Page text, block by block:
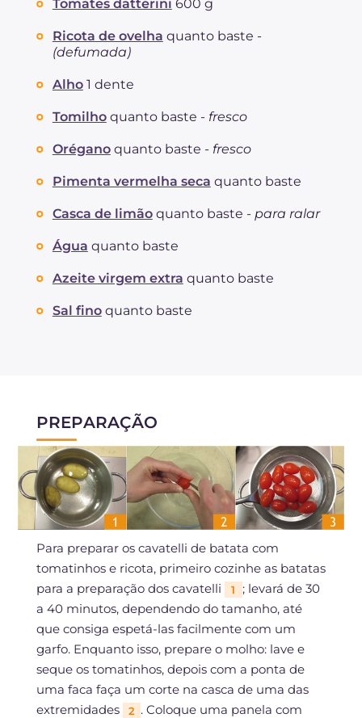
Tomates datterini 600 g
Ricota de ovelha quanto baste -
(defumada)
Alho 1 dente
Tomilho quanto baste - fresco
Orégano quanto baste - fresco
Pimenta vermelha seca quanto baste
Casca de limão quanto baste - para ralar
Água quanto baste
Azeite virgem extra quanto baste
Sal fino quanto baste
PREPARAÇÃO
Para preparar os cavatelli de batata com
tomatinhos e ricota, primeiro cozinhe as batatas
para a preparação dos cavatelli
1
; levará de 30
a 40 minutos, dependendo do tamanho, até
que consiga espetá-las facilmente com um
garfo. Enquanto isso, prepare o molho: lave e
seque os tomatinhos, depois com a ponta de
uma faca faça um corte na casca de uma das
extremidades
2 . Coloque uma panela com